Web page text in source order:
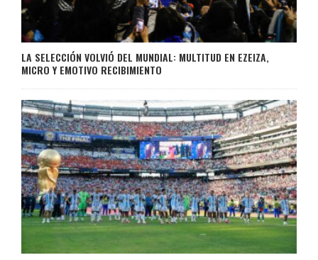
LA SELECCIÓN VOLVIÓ DEL MUNDIAL: MULTITUD EN EZEIZA,
MICRO Y EMOTIVO RECIBIMIENTO